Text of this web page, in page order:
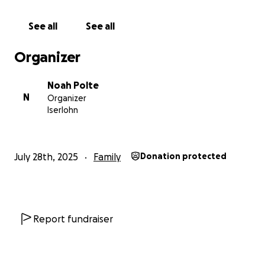
See all See all
Organizer
N
Noah Polte
Organizer
Iserlohn
July 28th, 2025 Family Donation protected
Report fundraiser